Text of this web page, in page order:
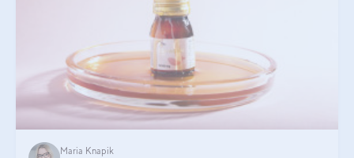
Maria Knapik